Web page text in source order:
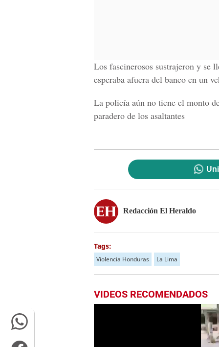
Los fascinerosos sustrajeron y se
esperaba afuera del banco en un
La policía aún no tiene el monto
paradero de los asaltantes
Redacción El Heraldo
Tags:
Violencia Honduras La Lima
VIDEOS RECOMENDADOS